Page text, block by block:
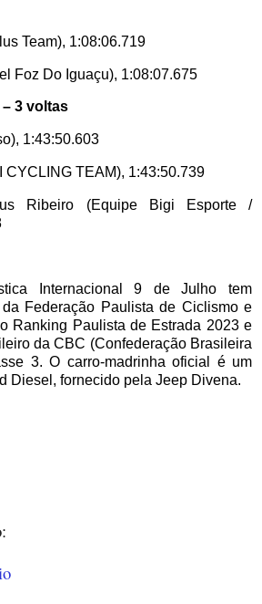
Team), 1:08:06.719
Foz Do Iguaçu), 1:08:07.675
3 voltas
1:43:50.603
CYCLING TEAM), 1:43:50.739
Ribeiro (Equipe Bigi Esporte /
Internacional 9 de Julho tem
Federação Paulista de Ciclismo e
Ranking Paulista de Estrada 2023 e
da CBC (Confederação Brasileira
3. O carro-madrinha oficial é um
Diesel, fornecido pela Jeep Divena.